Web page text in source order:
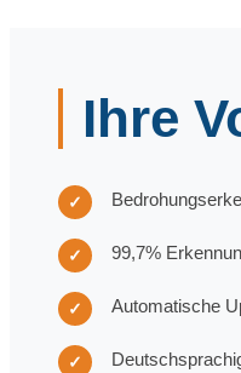
Ihre
✓
✓ 99,7%
✓ Automatische
✓